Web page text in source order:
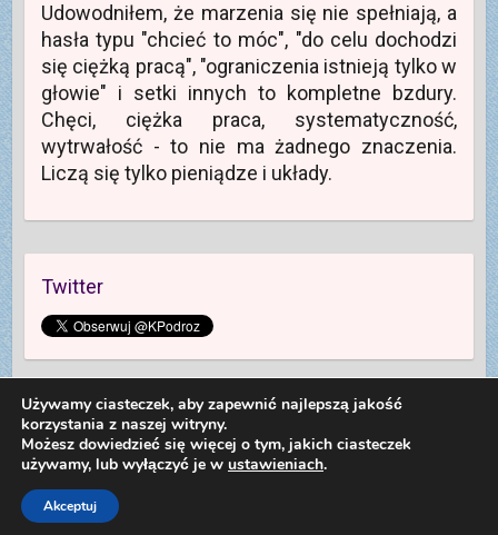
Udowodniłem, że marzenia się nie spełniają, a
hasła typu "chcieć to móc", "do celu dochodzi
się ciężką pracą", "ograniczenia istnieją tylko w
głowie" i setki innych to kompletne bzdury.
Chęci, ciężka praca, systematyczność,
wytrwałość - to nie ma żadnego znaczenia.
Liczą się tylko pieniądze i układy.
Twitter
Copyright © 2026Kolej na Podróż. Theme byColorlib
Używamy ciasteczek, aby zapewnić najlepszą jakość
korzystania z naszej witryny.
Możesz dowiedzieć się więcej o tym, jakich ciasteczek
używamy, lub wyłączyć je w ustawieniach.
Akceptuj